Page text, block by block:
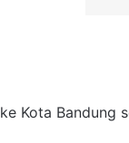
Kota Bandung